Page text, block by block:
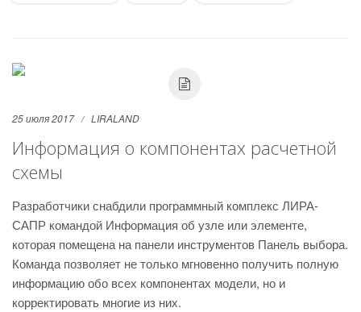
25 июля 2017 LIRALAND
Информация о компонентах расчетной
схемы
Разработчики снабдили программный комплекс ЛИРА-
САПР командой Информация об узле или элементе,
которая помещена на панели инструментов Панель выбора.
Команда позволяет не только мгновенно получить полную
информацию обо всех компонентах модели, но и
корректировать многие из них.